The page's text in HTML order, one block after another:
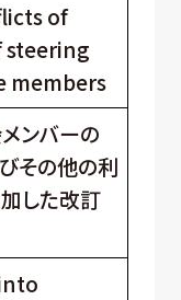
of
members
ンバーの
その他の利
した改訂